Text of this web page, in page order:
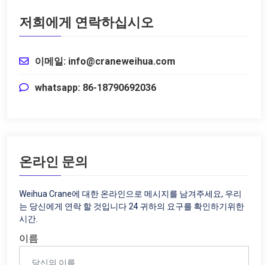
저희에게 연락하십시오
이메일: info@craneweihua.com
whatsapp: 86-18790692036
온라인 문의
Weihua Crane에 대한 온라인으로 메시지를 남겨주세요, 우리
는 당신에게 연락 할 것입니다 24 귀하의 요구를 확인하기위한
시간.
이름